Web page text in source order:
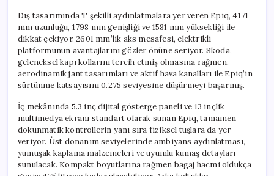
Dış tasarımında T şekilli aydınlatmalara yer veren Epiq, 4171
mm uzunluğu, 1798 mm genişliği ve 1581 mm yüksekliği ile
dikkat çekiyor. 2601 mm’lik aks mesafesi, elektrikli
platformunun avantajlarını gözler önüne seriyor. Skoda,
geleneksel kapı kollarını tercih etmiş olmasına rağmen,
aerodinamik jant tasarımları ve aktif hava kanalları ile Epiq’in
sürtünme katsayısını 0.275 seviyesine düşürmeyi başarmış.
İç mekânında 5.3 inç dijital gösterge paneli ve 13 inçlik
multimedya ekranı standart olarak sunan Epiq, tamamen
dokunmatik kontrollerin yanı sıra fiziksel tuşlara da yer
veriyor. Üst donanım seviyelerinde ambiyans aydınlatması,
yumuşak kaplama malzemeleri ve uyumlu kumaş detayları
sunulacak. Kompakt boyutlarına rağmen bagaj hacmi oldukça